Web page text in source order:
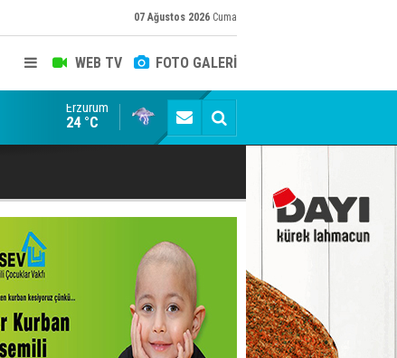
07 Ağustos 2026 Cuma
WEB TV FOTO GALERİ
Rodriguez'in doğum günü kutlandı
Erzurum
24 °C